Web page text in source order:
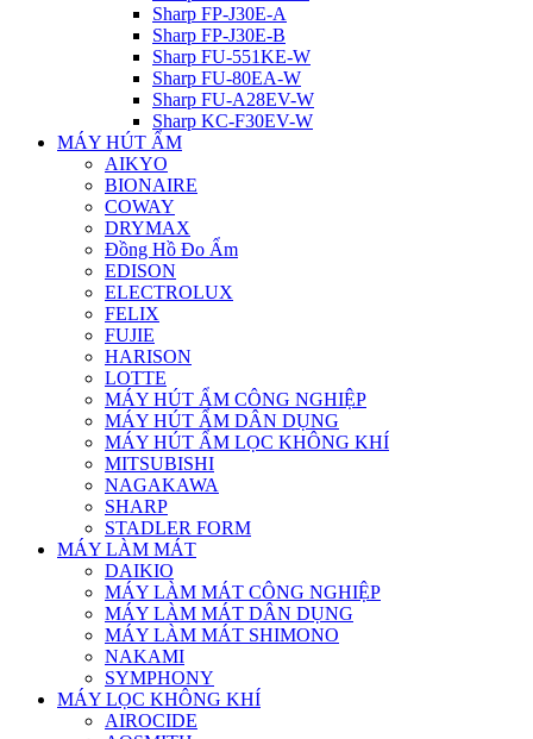
Sharp FP-J30E-A
Sharp FP-J30E-B
Sharp FU-551KE-W
Sharp FU-80EA-W
Sharp FU-A28EV-W
Sharp KC-F30EV-W
MÁY HÚT ẨM
AIKYO
BIONAIRE
COWAY
DRYMAX
Đồng Hồ Đo Ẩm
EDISON
ELECTROLUX
FELIX
FUJIE
HARISON
LOTTE
MÁY HÚT ẨM CÔNG NGHIỆP
MÁY HÚT ẨM DÂN DỤNG
MÁY HÚT ẨM LỌC KHÔNG KHÍ
MITSUBISHI
NAGAKAWA
SHARP
STADLER FORM
MÁY LÀM MÁT
DAIKIO
MÁY LÀM MÁT CÔNG NGHIỆP
MÁY LÀM MÁT DÂN DỤNG
MÁY LÀM MÁT SHIMONO
NAKAMI
SYMPHONY
MÁY LỌC KHÔNG KHÍ
AIROCIDE